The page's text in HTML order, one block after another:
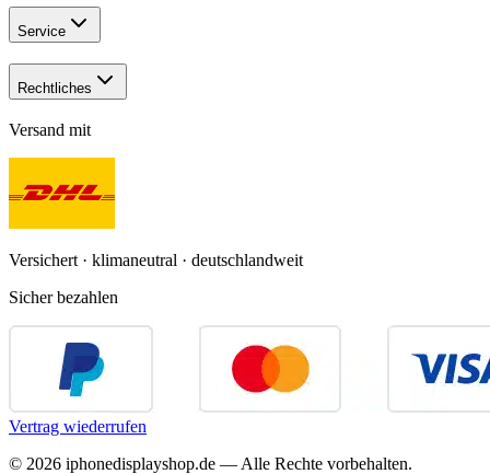
Service
Rechtliches
Versand mit
Versichert · klimaneutral · deutschlandweit
Sicher bezahlen
Vertrag wiederrufen
© 2026 iphonedisplayshop.de — Alle Rechte vorbehalten.